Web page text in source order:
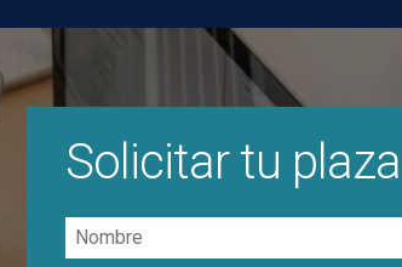
Solicitar tu plaza
Nombre